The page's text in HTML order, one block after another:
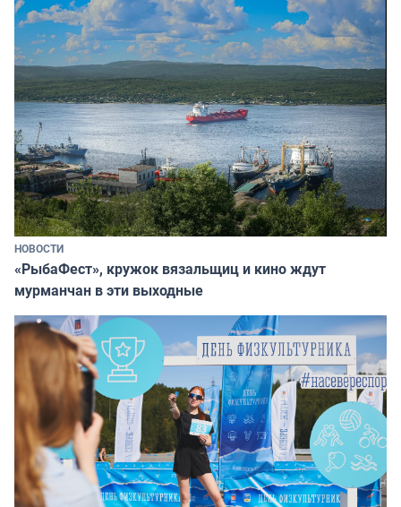
НОВОСТИ
«РыбаФест», кружок вязальщиц и кино ждут
мурманчан в эти выходные